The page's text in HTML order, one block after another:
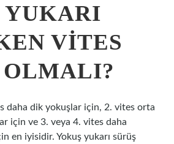
YUKARI
VITES
daha dik yokuşlar için, 2. vites orta
için ve 3. veya 4. vites daha
en iyisidir. Yokuş yukarı sürüş